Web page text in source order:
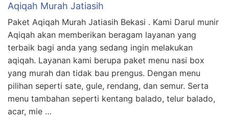
Aqiqah Murah Jatiasih
Paket Aqiqah Murah Jatiasih Bekasi . Kami Darul munir
Aqiqah akan memberikan beragam layanan yang
terbaik bagi anda yang sedang ingin melakukan
aqiqah. Layanan kami berupa paket menu nasi box
yang murah dan tidak bau prengus. Dengan menu
pilihan seperti sate, gule, rendang, dan semur. Serta
menu tambahan seperti kentang balado, telur balado,
acar, mie …